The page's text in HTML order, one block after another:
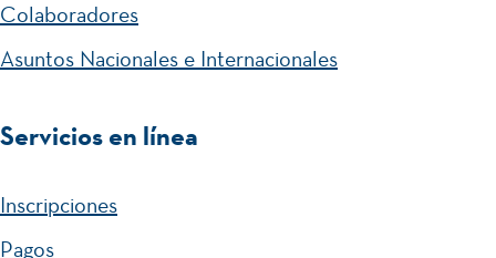
Colaboradores
Asuntos Nacionales e Internacionales
Servicios en línea
Inscripciones
Pagos